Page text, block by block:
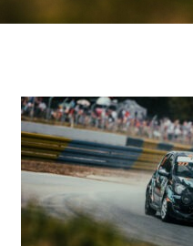
Organisation